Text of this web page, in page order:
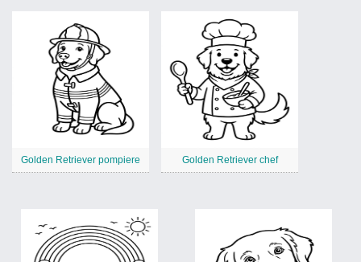
Golden Retriever pompiere Golden Retriever chef